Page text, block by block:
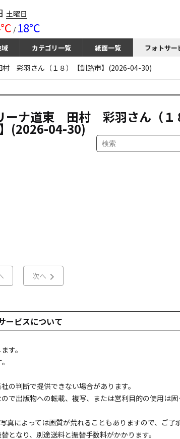
土曜日
/ 18℃
カテゴリ一覧 紙面一覧 フォトサー
彩羽さん（１８）【釧路市】(2026-04-30)
ナ道東 田村 彩羽さん（１
(2026-04-30)
次へ
ービスについて
す。
の判断で提供できない場合があります。
で出版物への転載、複写、または営利目的の使用は固
によっては画質が荒れることもありますので、ご了
となり、別途送料と振替手数料がかかります。